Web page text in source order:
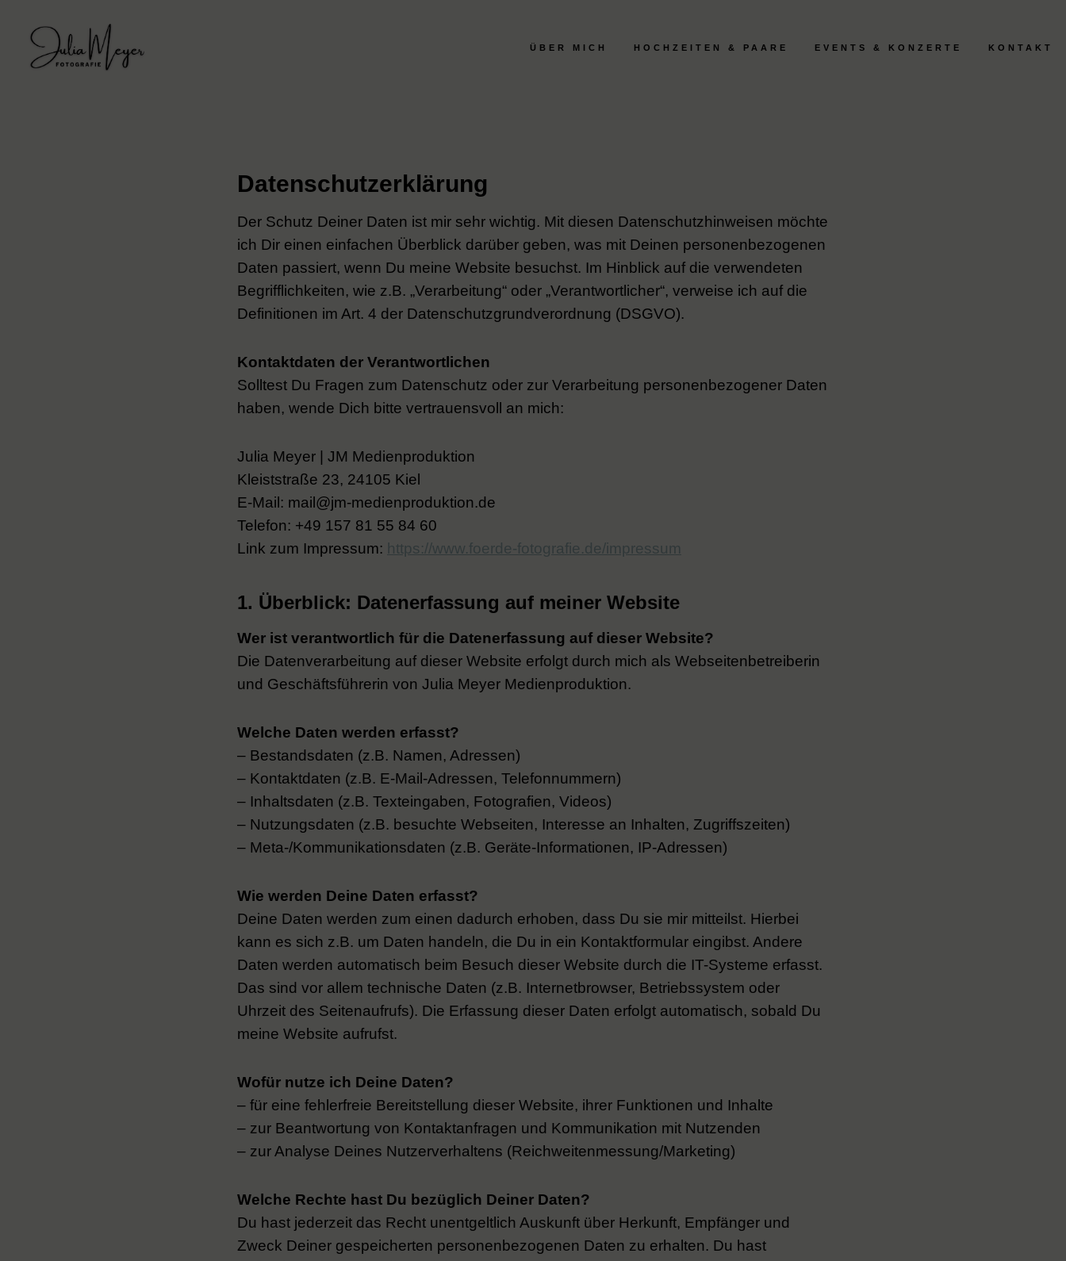
Inhalt
springen
ÜBER MICH HOCHZEITEN & PAARE EVENTS & KONZERTE KONTAKT
Datenschutzerklärung
Der Schutz Deiner Daten ist mir sehr wichtig. Mit diesen Datenschutzhinweisen möchte
ich Dir einen einfachen Überblick darüber geben, was mit Deinen personenbezogenen
Daten passiert, wenn Du meine Website besuchst. Im Hinblick auf die verwendeten
Begrifflichkeiten, wie z.B. „Verarbeitung“ oder „Verantwortlicher“, verweise ich auf die
Definitionen im Art. 4 der Datenschutzgrundverordnung (DSGVO).
Kontaktdaten der Verantwortlichen
Solltest Du Fragen zum Datenschutz oder zur Verarbeitung personenbezogener Daten
haben, wende Dich bitte vertrauensvoll an mich:
Julia Meyer | JM Medienproduktion
Kleiststraße 23, 24105 Kiel
E-Mail: mail@jm-medienproduktion.de
Telefon: +49 157 81 55 84 60
Link zum Impressum: https://www.foerde-fotografie.de/impressum
1. Überblick: Datenerfassung auf meiner Website
Wer ist verantwortlich für die Datenerfassung auf dieser Website?
Die Datenverarbeitung auf dieser Website erfolgt durch mich als Webseitenbetreiberin
und Geschäftsführerin von Julia Meyer Medienproduktion.
Welche Daten werden erfasst?
– Bestandsdaten (z.B. Namen, Adressen)
– Kontaktdaten (z.B. E-Mail-Adressen, Telefonnummern)
– Inhaltsdaten (z.B. Texteingaben, Fotografien, Videos)
– Nutzungsdaten (z.B. besuchte Webseiten, Interesse an Inhalten, Zugriffszeiten)
– Meta-/Kommunikationsdaten (z.B. Geräte-Informationen, IP-Adressen)
Wie werden Deine Daten erfasst?
Deine Daten werden zum einen dadurch erhoben, dass Du sie mir mitteilst. Hierbei
kann es sich z.B. um Daten handeln, die Du in ein Kontaktformular eingibst. Andere
Daten werden automatisch beim Besuch dieser Website durch die IT-Systeme erfasst.
Das sind vor allem technische Daten (z.B. Internetbrowser, Betriebssystem oder
Uhrzeit des Seitenaufrufs). Die Erfassung dieser Daten erfolgt automatisch, sobald Du
meine Website aufrufst.
Wofür nutze ich Deine Daten?
– für eine fehlerfreie Bereitstellung dieser Website, ihrer Funktionen und Inhalte
– zur Beantwortung von Kontaktanfragen und Kommunikation mit Nutzenden
– zur Analyse Deines Nutzerverhaltens (Reichweitenmessung/Marketing)
Welche Rechte hast Du bezüglich Deiner Daten?
Du hast jederzeit das Recht unentgeltlich Auskunft über Herkunft, Empfänger und
Zweck Deiner gespeicherten personenbezogenen Daten zu erhalten. Du hast